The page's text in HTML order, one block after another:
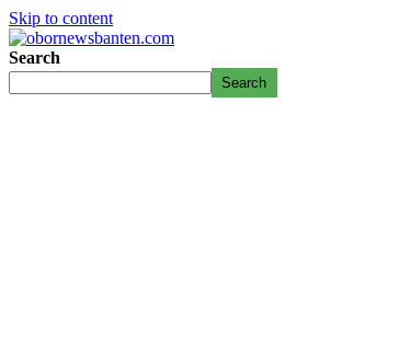
Skip to content
Search
Search